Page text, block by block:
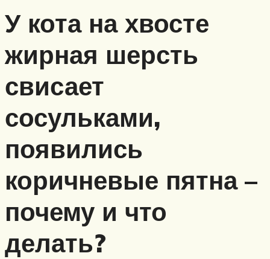
У кота на хвосте
жирная шерсть
свисает
сосульками,
появились
коричневые пятна –
почему и что
делать?